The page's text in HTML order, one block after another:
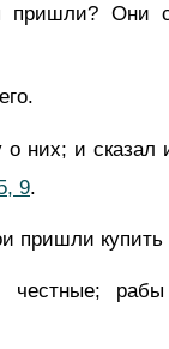
пришли? Они
них; и сказал
9.
пришли